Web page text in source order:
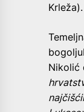
Krleža).
Nikolić